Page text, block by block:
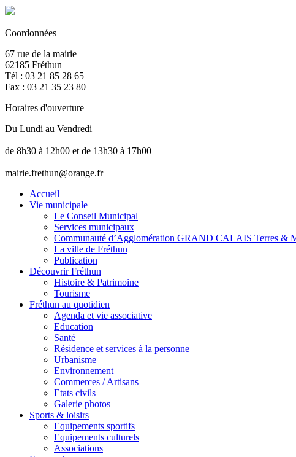
Coordonnées
67 rue de la mairie
62185 Fréthun
Tél : 03 21 85 28 65
Fax : 03 21 35 23 80
Horaires d'ouverture
Du Lundi au Vendredi
de 8h30 à 12h00 et de 13h30 à 17h00
mairie.frethun@orange.fr
Accueil
Vie municipale
Le Conseil Municipal
Services municipaux
Communauté d’Agglomération GRAND CALAIS Terres &
La ville de Fréthun
Publication
Découvrir Fréthun
Histoire & Patrimoine
Tourisme
Fréthun au quotidien
Agenda et vie associative
Education
Santé
Résidence et services à la personne
Urbanisme
Environnement
Commerces / Artisans
Etats civils
Galerie photos
Sports & loisirs
Equipements sportifs
Equipements culturels
Associations